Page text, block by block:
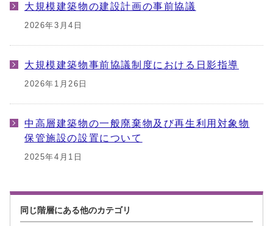
大規模建築物の建設計画の事前協議
2026年3月4日
大規模建築物事前協議制度における日影指導
2026年1月26日
中高層建築物の一般廃棄物及び再生利用対象物
保管施設の設置について
2025年4月1日
同じ階層にある他のカテゴリ